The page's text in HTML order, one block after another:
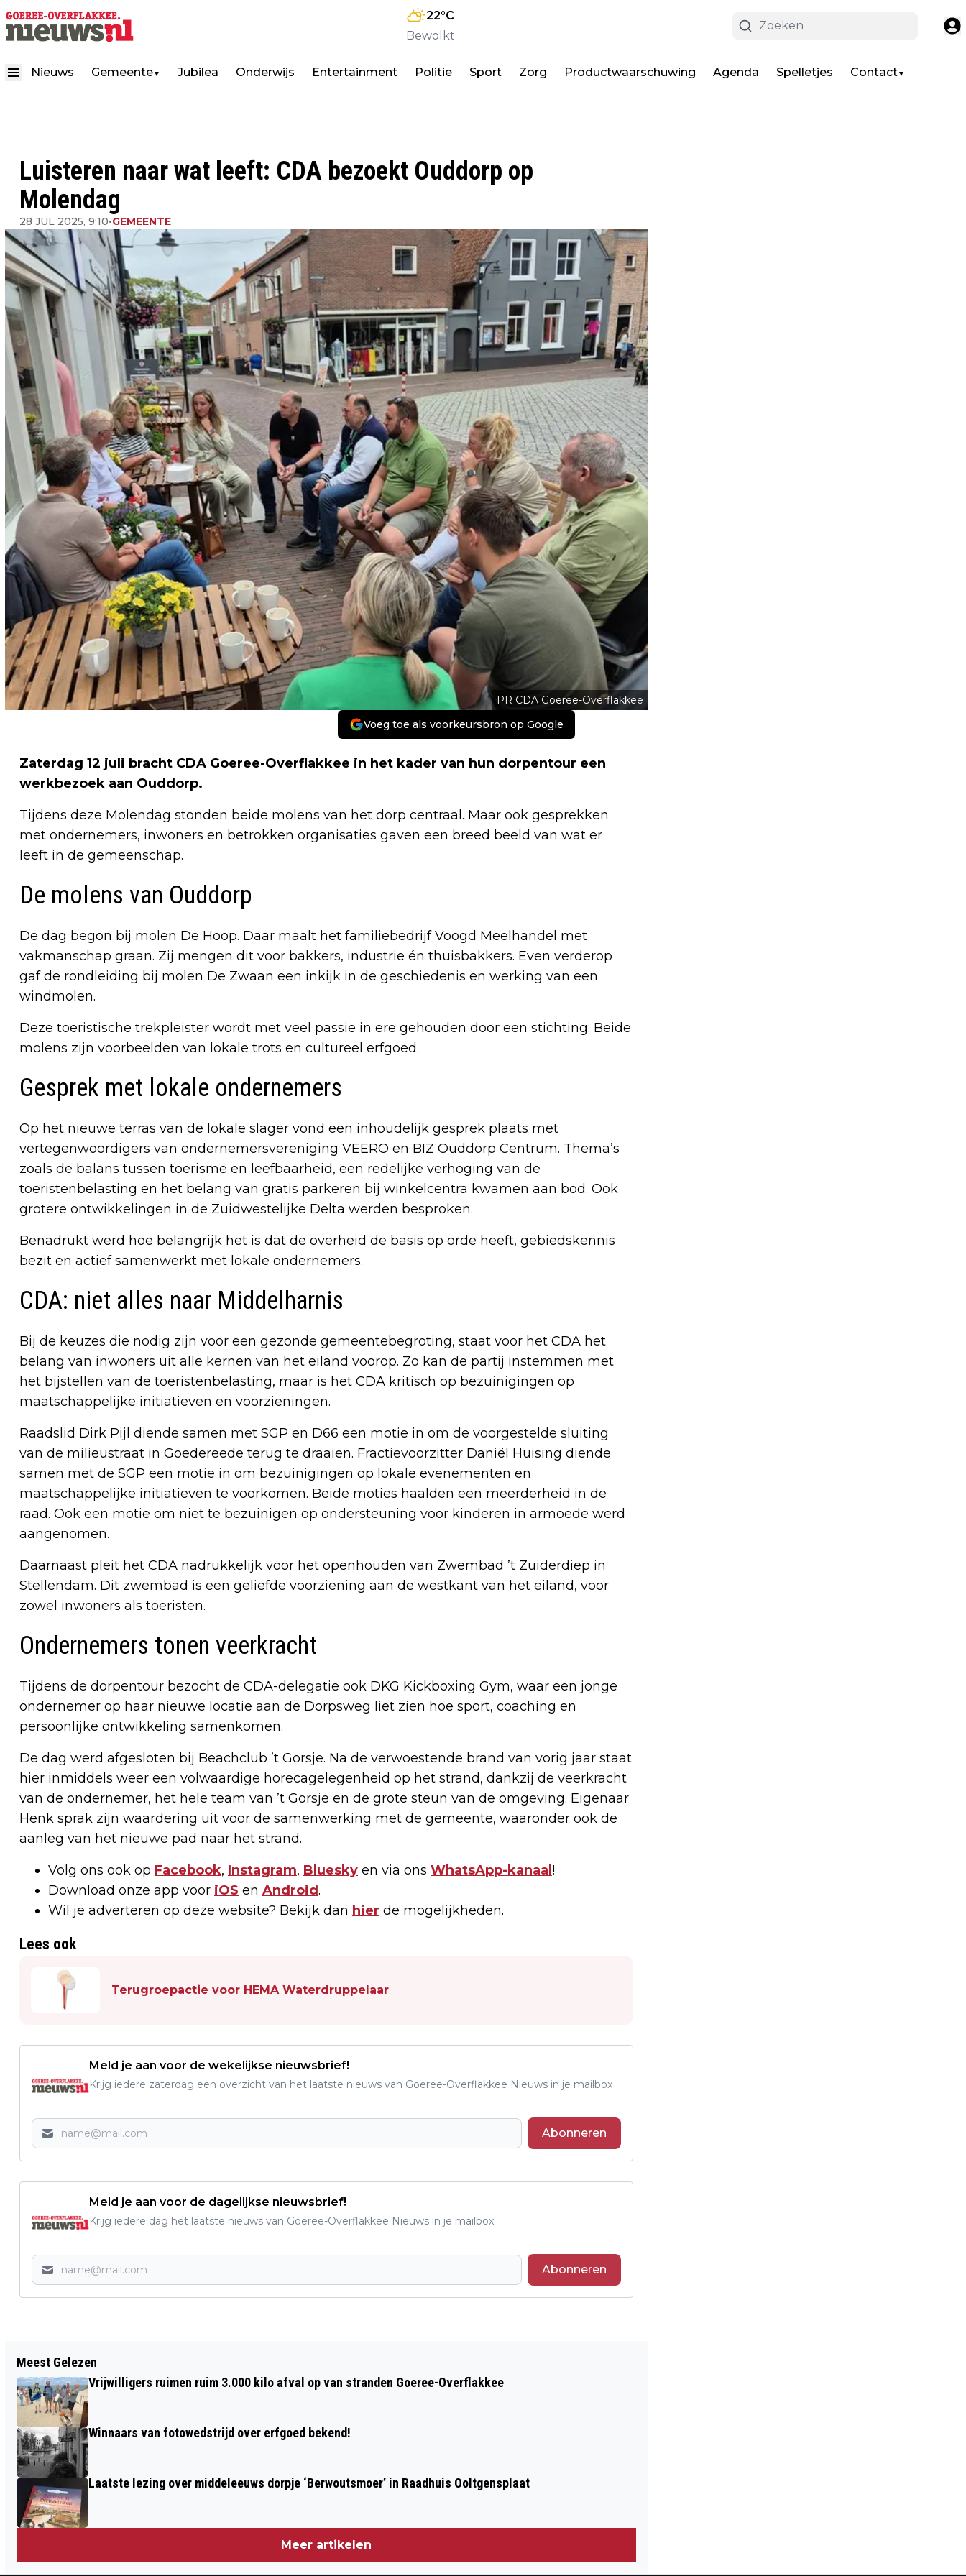
22°C
Bewolkt
Nieuws Gemeente▼ Jubilea Onderwijs Entertainment Politie Sport Zorg Productwaarschuwing Agenda Spelletjes Contact▼
Luisteren naar wat leeft: CDA bezoekt Ouddorp op
Molendag
28 JUL 2025, 9:10•GEMEENTE
PR CDA Goeree-Overflakkee
Voeg toe als voorkeursbron op Google
Zaterdag 12 juli bracht CDA Goeree-Overflakkee in het kader van hun dorpentour een
werkbezoek aan Ouddorp.
Tijdens deze Molendag stonden beide molens van het dorp centraal. Maar ook gesprekken
met ondernemers, inwoners en betrokken organisaties gaven een breed beeld van wat er
leeft in de gemeenschap.
De molens van Ouddorp
De dag begon bij molen De Hoop. Daar maalt het familiebedrijf Voogd Meelhandel met
vakmanschap graan. Zij mengen dit voor bakkers, industrie én thuisbakkers. Even verderop
gaf de rondleiding bij molen De Zwaan een inkijk in de geschiedenis en werking van een
windmolen.
Deze toeristische trekpleister wordt met veel passie in ere gehouden door een stichting. Beide
molens zijn voorbeelden van lokale trots en cultureel erfgoed.
Gesprek met lokale ondernemers
Op het nieuwe terras van de lokale slager vond een inhoudelijk gesprek plaats met
vertegenwoordigers van ondernemersvereniging VEERO en BIZ Ouddorp Centrum. Thema’s
zoals de balans tussen toerisme en leefbaarheid, een redelijke verhoging van de
toeristenbelasting en het belang van gratis parkeren bij winkelcentra kwamen aan bod. Ook
grotere ontwikkelingen in de Zuidwestelijke Delta werden besproken.
Benadrukt werd hoe belangrijk het is dat de overheid de basis op orde heeft, gebiedskennis
bezit en actief samenwerkt met lokale ondernemers.
CDA: niet alles naar Middelharnis
Bij de keuzes die nodig zijn voor een gezonde gemeentebegroting, staat voor het CDA het
belang van inwoners uit alle kernen van het eiland voorop. Zo kan de partij instemmen met
het bijstellen van de toeristenbelasting, maar is het CDA kritisch op bezuinigingen op
maatschappelijke initiatieven en voorzieningen.
Raadslid Dirk Pijl diende samen met SGP en D66 een motie in om de voorgestelde sluiting
van de milieustraat in Goedereede terug te draaien. Fractievoorzitter Daniël Huising diende
samen met de SGP een motie in om bezuinigingen op lokale evenementen en
maatschappelijke initiatieven te voorkomen. Beide moties haalden een meerderheid in de
raad. Ook een motie om niet te bezuinigen op ondersteuning voor kinderen in armoede werd
aangenomen.
Daarnaast pleit het CDA nadrukkelijk voor het openhouden van Zwembad ’t Zuiderdiep in
Stellendam. Dit zwembad is een geliefde voorziening aan de westkant van het eiland, voor
zowel inwoners als toeristen.
Ondernemers tonen veerkracht
Tijdens de dorpentour bezocht de CDA-delegatie ook DKG Kickboxing Gym, waar een jonge
ondernemer op haar nieuwe locatie aan de Dorpsweg liet zien hoe sport, coaching en
persoonlijke ontwikkeling samenkomen.
De dag werd afgesloten bij Beachclub ’t Gorsje. Na de verwoestende brand van vorig jaar staat
hier inmiddels weer een volwaardige horecagelegenheid op het strand, dankzij de veerkracht
van de ondernemer, het hele team van ’t Gorsje en de grote steun van de omgeving. Eigenaar
Henk sprak zijn waardering uit voor de samenwerking met de gemeente, waaronder ook de
aanleg van het nieuwe pad naar het strand.
Volg ons ook op Facebook, Instagram, Bluesky en via ons WhatsApp-kanaal !
Download onze app voor iOS en Android.
Wil je adverteren op deze website? Bekijk dan hier de mogelijkheden.
Lees ook
Terugroepactie voor HEMA Waterdruppelaar
Meld je aan voor de wekelijkse nieuwsbrief!
Krijg iedere zaterdag een overzicht van het laatste nieuws van Goeree-Overflakkee Nieuws in je mailbox
Abonneren
Meld je aan voor de dagelijkse nieuwsbrief!
Krijg iedere dag het laatste nieuws van Goeree-Overflakkee Nieuws in je mailbox
Abonneren
GOEDEMORGEN, HET IS VANDAAG
MAANDAG 28 JULI
OVERFLAKKEE
Meest Gelezen
Vrijwilligers ruimen ruim 3.000 kilo afval op van stranden Goeree-Overflakkee
Winnaars van fotowedstrijd over erfgoed bekend!
Laatste lezing over middeleeuws dorpje ‘Berwoutsmoer’ in Raadhuis Ooltgensplaat
Meer artikelen